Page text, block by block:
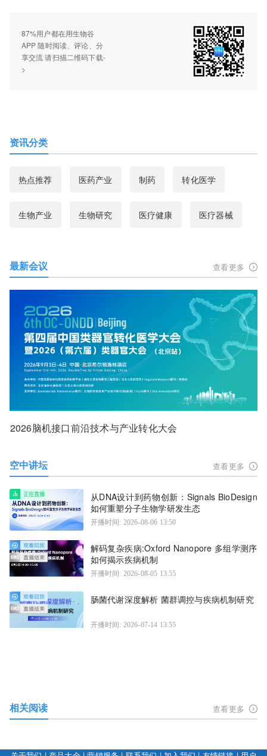
87%用户都在用生物谷
APP 随时阅读、评论、分
享交流 请扫描二维码下载-
>
资讯分类
热点推荐 医药产业 制药 转化医学
生物产业 生物研究 医疗健康 医疗器械
最新会议 查看更多
2026脑机接口前沿技术与产业转化大会
空中讲坛 查看更多
从DNA设计到药物创新：Signals BioDesign
如何重塑分子生物学研发生态
开播时间: 2026-08-06 13:50
解码复杂疾病:Oxford Nanopore 多组学测序
如何揭示疾病机制
开播时间: 2026-08-05 13:55
肠菌代谢深度解析 菌群调控与疾病机制研究
开播时间: 2026-07-14 13:55
相关阅读 查看更多